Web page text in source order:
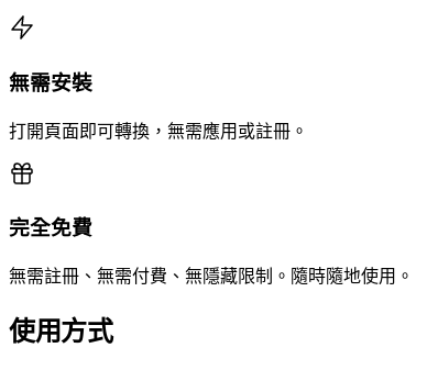
無需安裝
打開頁面即可轉換，無需應用或註冊。
完全免費
無需註冊、無需付費、無隱藏限制。隨時隨地使用。
使用方式